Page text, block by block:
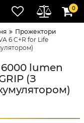
0
Прожектори
6 C+R for Life
lumen
(З